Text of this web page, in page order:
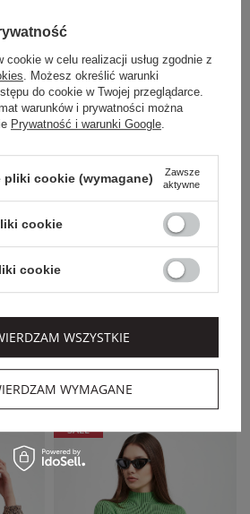
ELISABETTA FRANCHI
SALE
w celu realizacji usług zgodnie z
. Możesz określić warunki
do cookie w Twojej przeglądarce.
warunków i prywatności można
Prywatność i warunki Google.
cookie (wymagane)
Zawsze
aktywne
cookie
cookie
WYMAGANE
WSZYSTKIE